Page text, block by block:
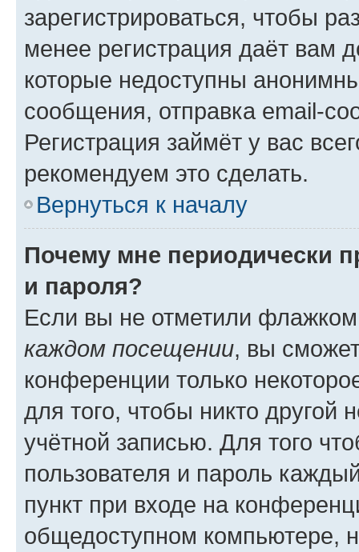
зарегистрироваться, чтобы
менее регистрация даёт вам
которые недоступны
сообщения, отправка email-
Регистрация займёт у вас
рекомендуем это сделать.
Вернуться к началу
Почему мне периодически
и пароля?
Если вы не отметили
каждом посещении, вы
конференции только
для того, чтобы никто другой
учётной записью. Для того
пользователя и пароль
пункт при входе на
общедоступном компьютере,